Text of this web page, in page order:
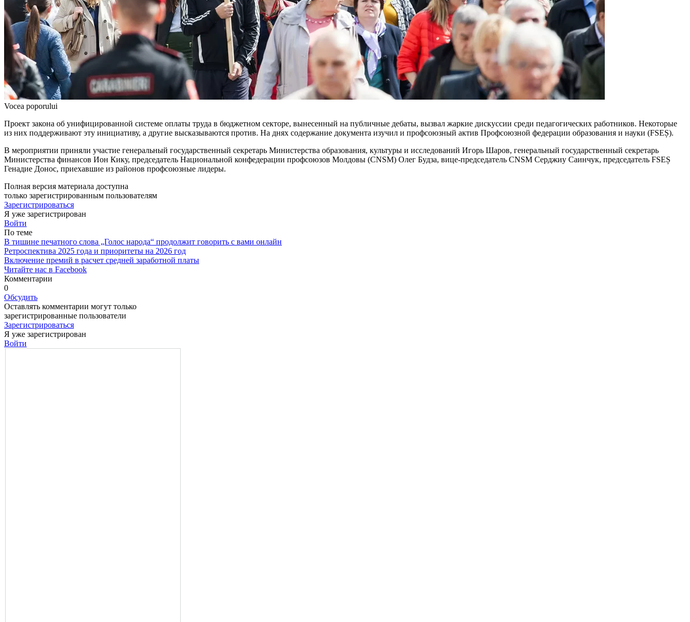
Vocea poporului
Проект закона об унифицирован­ной системе оплаты труда в бюд­жетном секторе, вынесенный на публичные дебаты, вызвал жар­кие дискуссии среди педагогичес­ких работников. Некоторые
из них поддерживают эту инициативу, а другие высказываются против. На днях содержание документа изу­чил и профсоюзный актив Профсоюзной федерации образования и науки (FSEȘ).
В мероприятии приняли участие гене­ральный государственный секретарь Ми­нистерства образования, культуры и иссле­дований Игорь Шаров, генеральный госу­дарственный секретарь
Министерства фи­нансов Ион Кику, председатель Националь­ной конфедерации профсоюзов Молдо­вы (CNSM) Олег Будза, вице-председатель CNSM Серджиу Саинчук, председатель FSEȘ
Генадие Донос, приехавшие из районов профсоюзные лидеры.
Полная версия материала доступна
только зарегистрированным пользователям
Зарегистрироваться
Я уже зарегистрирован
Войти
По теме
В тишине печатного слова „Голос народа“ продолжит говорить с вами онлайн
Ретроспектива 2025 года и приоритеты на 2026 год
Включение премий в расчет средней заработной платы
Читайте нас в Facebook
Комментарии
0
Обсудить
Оставлять комментарии могут только
зарегистрированные пользователи
Зарегистрироваться
Я уже зарегистрирован
Войти